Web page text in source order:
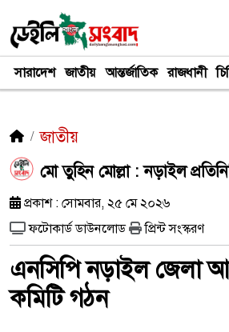
সারাদেশ জাতীয় আন্তর্জাতিক রাজধানী
জাতীয়
মো তুহিন মোল্লা : নড়াইল
প্রকাশ : সোমবার, ২৫ মে ২০২৬
ফটোকার্ড ডাউনলোড
প্রিন্ট সংস্করণ
এনসিপি নড়াইল জেলা
কমিটি গঠন